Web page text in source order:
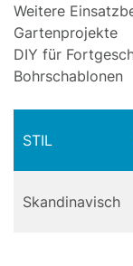
Weitere
Gartenprojekte
DIY für
Bohrschablonen
STIL
Skandinavisch